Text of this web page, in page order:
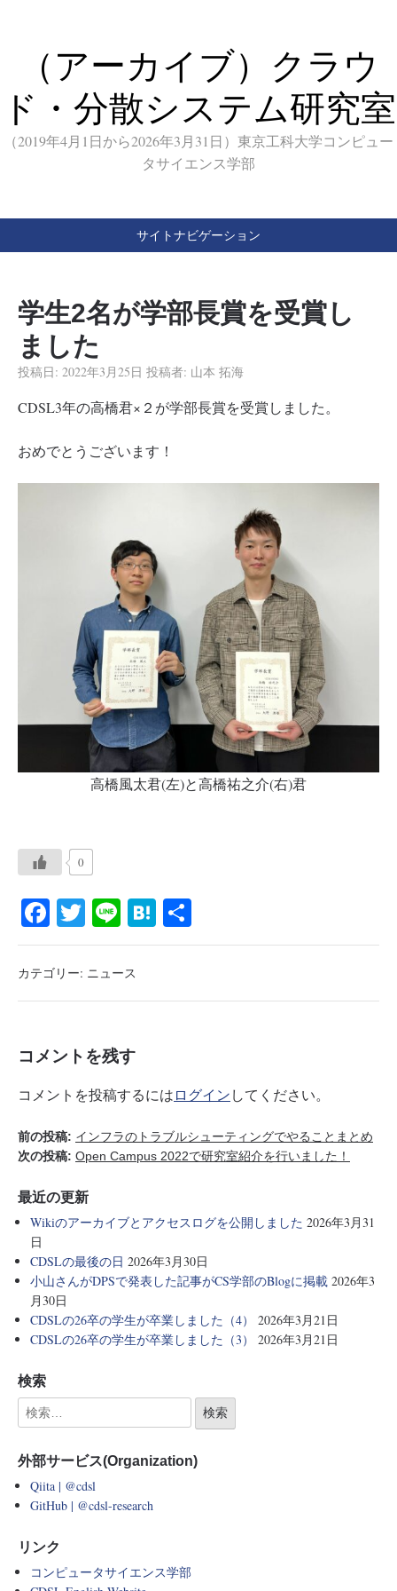
（アーカイブ）クラウ
ド・分散システム研究室
（2019年4月1日から2026年3月31日）東京工科大学コンピュー
タサイエンス学部
サイトナビゲーション
学生2名が学部長賞を受賞し
ました
投稿日: 2022年3月25日 投稿者: 山本 拓海
CDSL3年の高橋君×２が学部長賞を受賞しました。
おめでとうございます！
高橋風太君(左)と高橋祐之介(右)君
0
Fa
ce
bo
ok
T
wi
tte
r
Li
ne
H
at
a
有
カテゴリー: ニュース
コメントを残す
コメントを投稿するにはログインしてください。
前の投稿: インフラのトラブルシューティングでやることまとめ
次の投稿: Open Campus 2022で研究室紹介を行いました！
最近の更新
Wikiのアーカイブとアクセスログを公開しました 2026年3月31
日
CDSLの最後の日 2026年3月30日
小山さんがDPSで発表した記事がCS学部のBlogに掲載 2026年3
月30日
CDSLの26卒の学生が卒業しました（4）
2026年3月21日
CDSLの26卒の学生が卒業しました（3）
2026年3月21日
検索
外部サービス(Organization)
Qiita | @cdsl
GitHub | @cdsl-research
リンク
コンピュータサイエンス学部